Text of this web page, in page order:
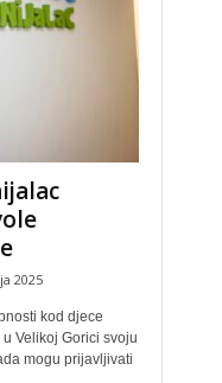
2025
kod djece
Velikoj Gorici svoju
mogu prijavljivati